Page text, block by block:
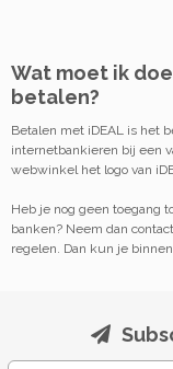
Wat moet ik
betalen?
Betalen met iDEAL is het
internetbankieren bij een
webwinkel het logo van
Heb je nog geen toegang
banken? Neem dan
regelen. Dan kun je